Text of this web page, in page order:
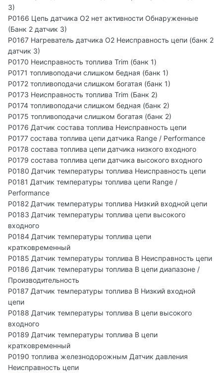
3)
P0166 Цепь датчика O2 нет активности Обнаруженные
(Банк 2 датчик 3)
P0167 Нагреватель датчика O2 Неисправность цепи (банк 2
датчик 3)
P0170 Неисправность топлива Trim (банк 1)
P0171 топливоподачи слишком бедная (банк 1)
P0172 топливоподачи слишком богатая (банк 1)
P0173 Неисправность топлива Trim (Банк 2)
P0174 топливоподачи слишком бедная (банк 2)
P0175 топливоподачи слишком богатая (банк 2)
P0176 Датчик состава топлива Неисправность цепи
P0177 состава топлива цепи датчика Range / Performance
P0178 состава топлива цепи датчика низкого входного
P0179 состава топлива цепи датчика высокого входного
P0180 Датчик температуры топлива Неисправность цепи
P0181 Датчик температуры топлива цепи Range /
Performance
P0182 Датчик температуры топлива Низкий входной цепи
P0183 Датчик температуры топлива цепи высокого
входного
P0184 Датчик температуры топлива цепи
кратковременный
P0185 Датчик температуры топлива B Неисправность цепи
P0186 Датчик температуры топлива B цепи диапазоне /
Производительность
P0187 Датчик температуры топлива B Низкий входной
цепи
P0188 Датчик температуры топлива B цепи высокого
входного
P0189 Датчик температуры топлива B цепи
кратковременный
P0190 топлива железнодорожным Датчик давления
Неисправность цепи